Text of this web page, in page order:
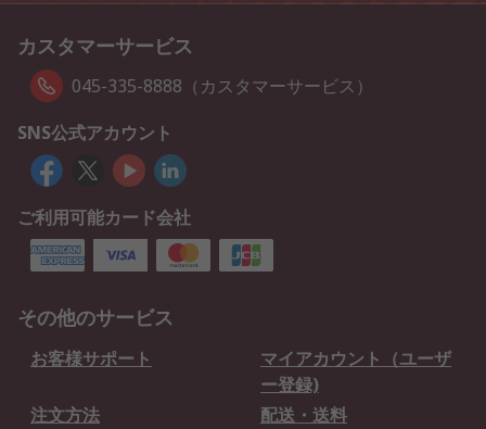
カスタマーサービス
045-335-8888（カスタマーサービス）
SNS公式アカウント
ご利用可能カード会社
その他のサービス
お客様サポート
マイアカウント（ユーザ
ー登録)
注文方法
配送・送料